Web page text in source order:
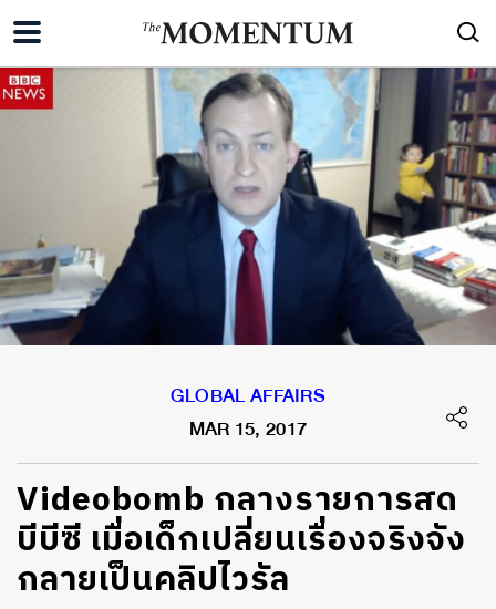
GLOBAL AFFAIRS
MAR 15, 2017
Videobomb กลางรายการสด
บีบีซี เมื่อเด็กเปลี่ยนเรื่องจริงจัง
กลายเป็นคลิปไวรัล